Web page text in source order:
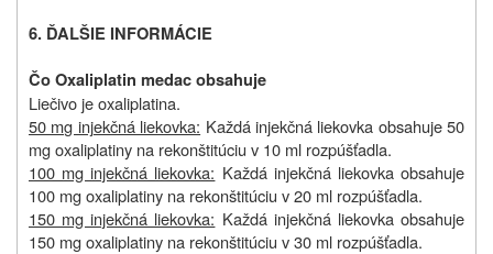
6. ĎALŠIE INFORMÁCIE
Čo Oxaliplatin medac obsahuje
Liečivo je oxaliplatina.
50 mg injekčná liekovka: Každá injekčná liekovka obsahuje 50
mg oxaliplatiny na rekonštitúciu v 10 ml rozpúšťadla.
100 mg injekčná liekovka: Každá injekčná liekovka obsahuje
100 mg oxaliplatiny na rekonštitúciu v 20 ml rozpúšťadla.
150 mg injekčná liekovka: Každá injekčná liekovka obsahuje
150 mg oxaliplatiny na rekonštitúciu v 30 ml rozpúšťadla.